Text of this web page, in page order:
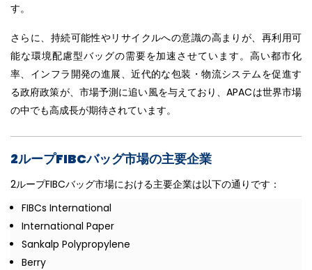
す。
さらに、持続可能性やリサイクルへの意識の高まりが、再利用可
能な環境配慮型バッグの需要を加速させています。高い都市化
率、インフラ開発の進展、近代的な包装・物流システムを促進す
る政府政策が、市場予測に追い風を与えており、APACは世界市場
の中でも高成長が期待されています。
2ループFIBCバッグ市場の主要企業
2ループFIBCバッグ市場における主要企業は以下の通りです：
FIBCs International
International Paper
Sankalp Polypropylene
Berry